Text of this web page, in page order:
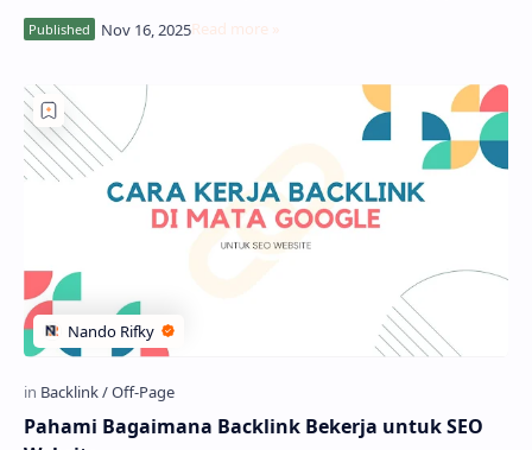
yang... sedikit "nakal". Sal…
Pahami Bagaimana Backlink Bekerja untuk SEO